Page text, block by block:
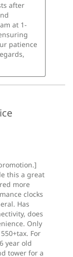
(Intel)
W
producto. Los
el modelo elegido y